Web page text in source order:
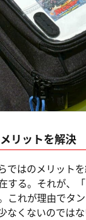
リットを解決
はのメリットを
する。それが、「
これが理由でタ
くないのではな